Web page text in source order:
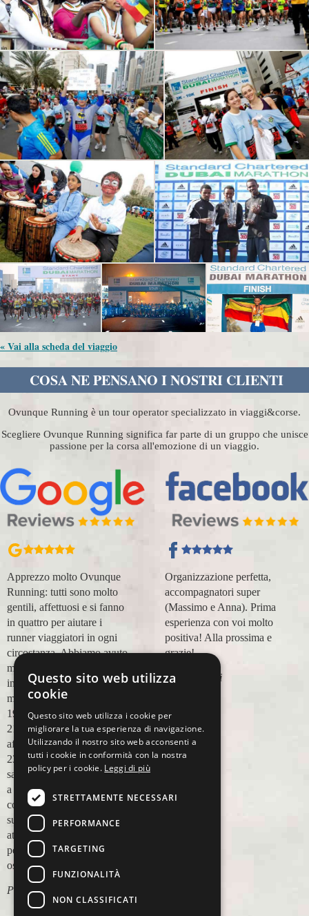
« Vai alla scheda del viaggio
COSA NE PENSANO I NOSTRI CLIENTI
Ovunque Running è un tour operator specializzato in viaggi&corse.
Scegliere Ovunque Running significa far parte di un gruppo che unisce
passione per la corsa all'emozione di un viaggio.
Apprezzo molto Ovunque
Running: tutti sono molto
gentili, affettuosi e si fanno
in quattro per aiutare i
runner viaggiatori in ogni
circostanza. Abbiamo avuto
modo di appoggiarci a loro
in più occasioni, per delle
maratone (NYC18, Praga
19, Valencia 19, Barcellona
21, NYC 22) e ci siamo
affidati a loro per Chicago
23 (ottobre) perché
sappiamo di essere in mano
a persone non solo
competenti sul running, e
sulle città, ma anche molto
attente alle necessità
personali. Ci sentiamo
ospiti, amici, non clienti
Paolo Pugni
Organizzazione perfetta,
accompagnatori super
(Massimo e Anna). Prima
esperienza con voi molto
positiva! Alla prossima e
grazie!
Lara Buranti
Questo sito web utilizza
cookie
Questo sito web utilizza i cookie per
migliorare la tua esperienza di navigazione.
Utilizzando il nostro sito web acconsenti a
tutti i cookie in conformità con la nostra
policy per i cookie. Leggi di più
STRETTAMENTE NECESSARI
PERFORMANCE
TARGETING
FUNZIONALITÀ
NON CLASSIFICATI